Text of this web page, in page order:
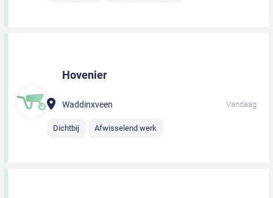
Hovenier
Waddinxveen Vandaag
Dichtbij Afwisselend werk